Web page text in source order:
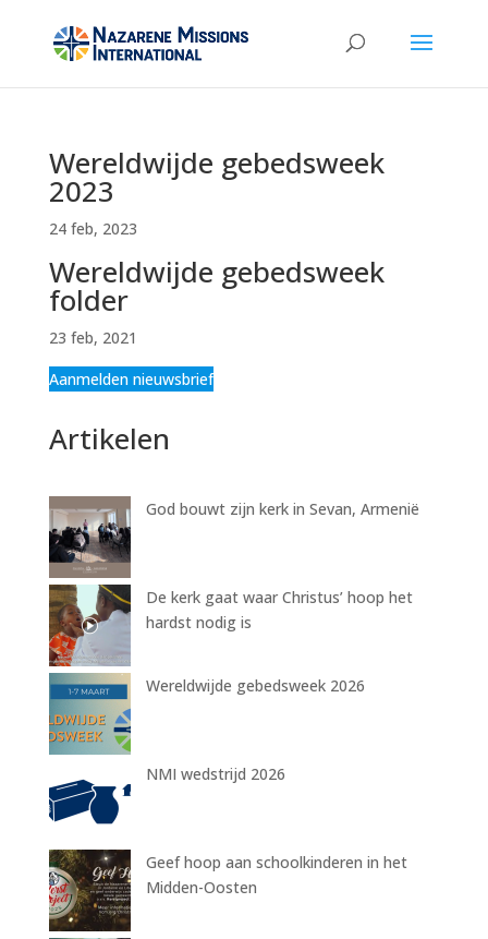
Wereldwijde gebedsweek
2023
24 feb, 2023
Wereldwijde gebedsweek
folder
23 feb, 2021
Aanmelden nieuwsbrief
Artikelen
God bouwt zijn kerk in Sevan, Armenië
De kerk gaat waar Christus’ hoop het
hardst nodig is
Wereldwijde gebedsweek 2026
NMI wedstrijd 2026
Geef hoop aan schoolkinderen in het
Midden-Oosten